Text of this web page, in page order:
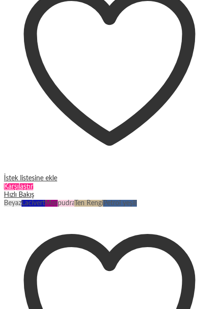
Seçenekler
ürün
sayfasından
seçilebilir
İstek listesine ekle
Karşılaştır
Hızlı Bakış
BeyazLacivertMorpudra Ten Rengi Petrol yeşili